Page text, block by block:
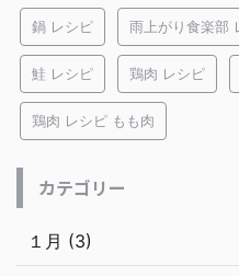
鍋 レシピ 雨上がり食楽部
鮭 レシピ 鶏肉 レシピ
鶏肉 レシピ もも肉
カテゴリー
１月 (3)